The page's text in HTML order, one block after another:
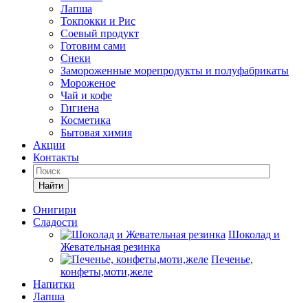
Лапша
Токпокки и Рис
Соевый продукт
Готовим сами
Снеки
Замороженные морепродукты и полуфабрикаты
Мороженое
Чай и кофе
Гигиена
Косметика
Бытовая химия
Акции
Контакты
Найти
Онигири
Сладости
Шоколад и
Жевательная резинка
Печенье,
конфеты,моти,желе
Напитки
Лапша